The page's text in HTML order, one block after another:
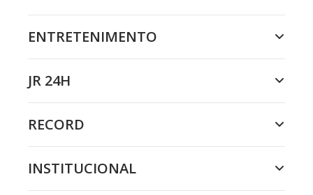
ENTRETENIMENTO
JR 24H
RECORD
INSTITUCIONAL